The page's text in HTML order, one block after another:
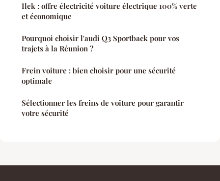
Ilek : offre électricité voiture électrique 100% verte
et économique
Pourquoi choisir l'audi Q3 Sportback pour vos
trajets à la Réunion ?
Frein voiture : bien choisir pour une sécurité
optimale
Sélectionner les freins de voiture pour garantir
votre sécurité